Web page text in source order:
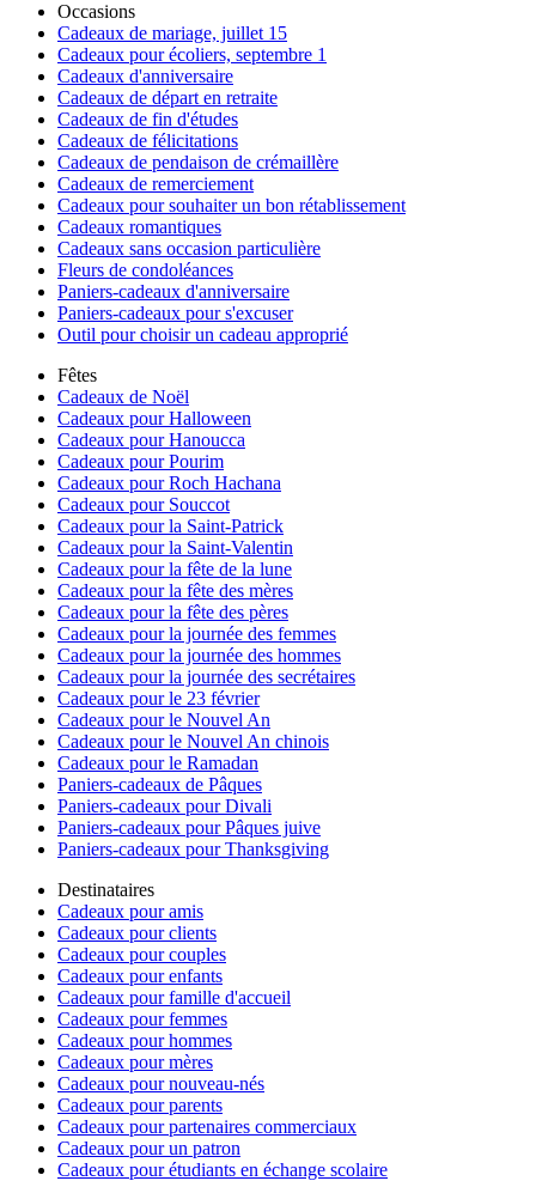
Occasions
Cadeaux de mariage, juillet 15
Cadeaux pour écoliers, septembre 1
Cadeaux d'anniversaire
Cadeaux de départ en retraite
Cadeaux de fin d'études
Cadeaux de félicitations
Cadeaux de pendaison de crémaillère
Cadeaux de remerciement
Cadeaux pour souhaiter un bon rétablissement
Cadeaux romantiques
Cadeaux sans occasion particulière
Fleurs de condoléances
Paniers-cadeaux d'anniversaire
Paniers-cadeaux pour s'excuser
Outil pour choisir un cadeau approprié
Fêtes
Cadeaux de Noël
Cadeaux pour Halloween
Cadeaux pour Hanoucca
Cadeaux pour Pourim
Cadeaux pour Roch Hachana
Cadeaux pour Souccot
Cadeaux pour la Saint-Patrick
Cadeaux pour la Saint-Valentin
Cadeaux pour la fête de la lune
Cadeaux pour la fête des mères
Cadeaux pour la fête des pères
Cadeaux pour la journée des femmes
Cadeaux pour la journée des hommes
Cadeaux pour la journée des secrétaires
Cadeaux pour le 23 février
Cadeaux pour le Nouvel An
Cadeaux pour le Nouvel An chinois
Cadeaux pour le Ramadan
Paniers-cadeaux de Pâques
Paniers-cadeaux pour Divali
Paniers-cadeaux pour Pâques juive
Paniers-cadeaux pour Thanksgiving
Destinataires
Cadeaux pour amis
Cadeaux pour clients
Cadeaux pour couples
Cadeaux pour enfants
Cadeaux pour famille d'accueil
Cadeaux pour femmes
Cadeaux pour hommes
Cadeaux pour mères
Cadeaux pour nouveau-nés
Cadeaux pour parents
Cadeaux pour partenaires commerciaux
Cadeaux pour un patron
Cadeaux pour étudiants en échange scolaire